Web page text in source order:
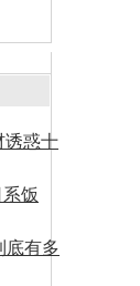
诱惑十
饭
底有多